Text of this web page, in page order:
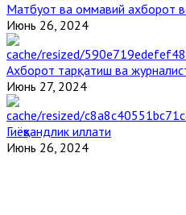
Матбуот ва оммавий ахборот
Июнь 26, 2024
Ахборот тарқатиш ва
Июнь 27, 2024
Гиёҳвандлик иллати
Июнь 26, 2024